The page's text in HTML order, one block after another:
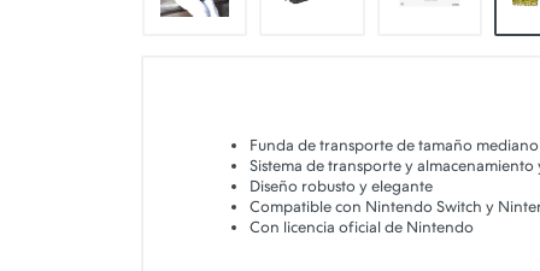
Funda de transporte de tamaño
Sistema de transporte y almacenamiento
Diseño robusto y elegante
Compatible con Nintendo Switch y
Con licencia oficial de Nintendo